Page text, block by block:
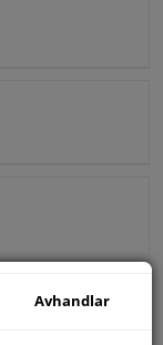
Avhandlar